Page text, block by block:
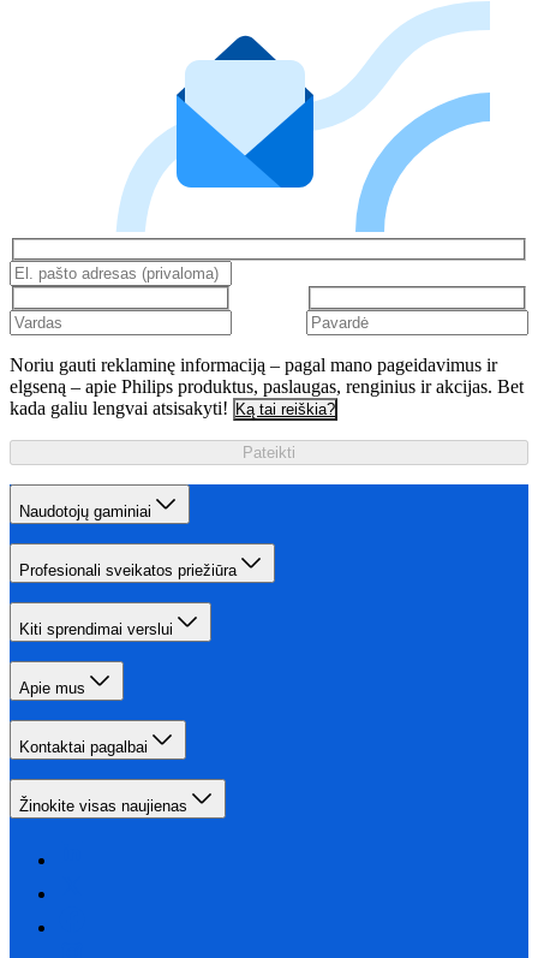
Noriu gauti reklaminę informaciją – pagal mano pageidavimus ir
elgseną – apie Philips produktus, paslaugas, renginius ir akcijas. Bet
kada galiu lengvai atsisakyti! Ką tai reiškia?
Pateikti
Naudotojų gaminiai
Profesionali sveikatos priežiūra
Kiti sprendimai verslui
Apie mus
Kontaktai pagalbai
Žinokite visas naujienas